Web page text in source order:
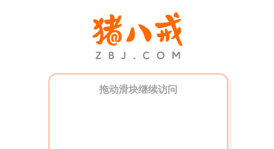
拖动滑块继续访问